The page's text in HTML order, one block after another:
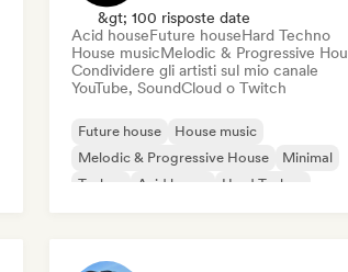
&gt; 100 risposte date
Acid houseFuture houseHard Techno
House musicMelodic & Progressive
Condividere gli artisti sul mio canale
YouTube, SoundCloud o Twitch
Future house
House music
Melodic & Progressive House
Minimal
Techno
Acid house
Hard Techno